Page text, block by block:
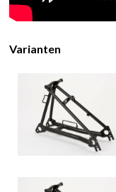
Varianten